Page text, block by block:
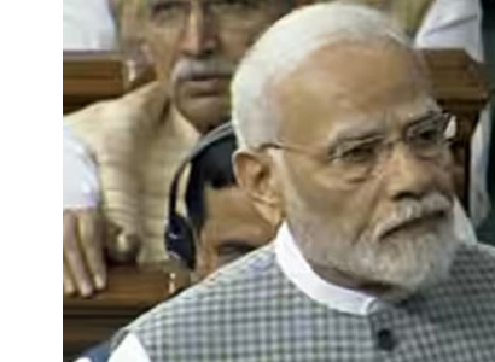
സംസ്കാരത്തിന്റെയും തനിമ ചാർത്തി
ഘോഷയാത്രയും കലാ പരിപാടികളും